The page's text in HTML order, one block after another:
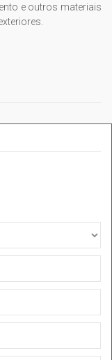
e outros materiais